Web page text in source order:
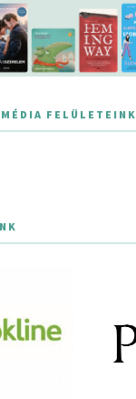
FELÜLETEINK